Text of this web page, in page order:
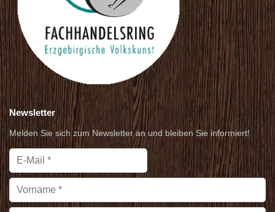
Newsletter
Melden Sie sich zum Newsletter an und bleiben Sie informiert!